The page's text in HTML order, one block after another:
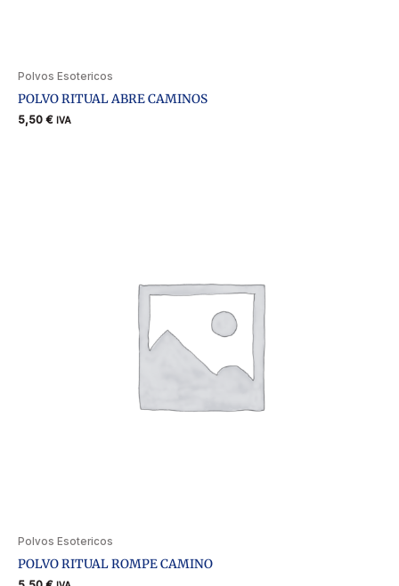
Polvos Esotericos
POLVO RITUAL ABRE CAMINOS
5,50 € IVA
Polvos Esotericos
POLVO RITUAL ROMPE CAMINO